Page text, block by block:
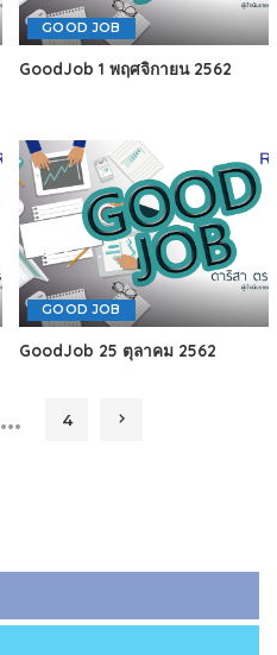
GOOD JOB
GoodJob 1 พฤศจิกายน 2562
GOOD JOB
GoodJob 25 ตุลาคม 2562
… 4